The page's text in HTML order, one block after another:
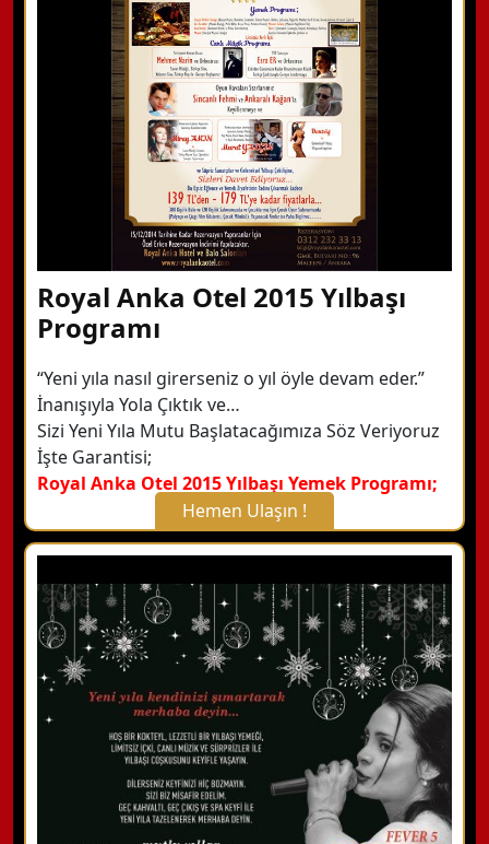
Hemen Arayın
Detaylı Bilgi Alın
Royal Anka Otel 2015 Yılbaşı
Programı
“Yeni yıla nasıl girerseniz o yıl öyle devam eder.”
İnanışıyla Yola Çıktık ve…
Sizi Yeni Yıla Mutu Başlatacağımıza Söz Veriyoruz
İşte Garantisi;
Royal Anka Otel 2015 Yılbaşı Yemek Programı;
Hemen Ulaşın !
X Kapat
WhatsApp ile Bilgi Alın
Hemen Arayın
Detaylı Bilgi Alın